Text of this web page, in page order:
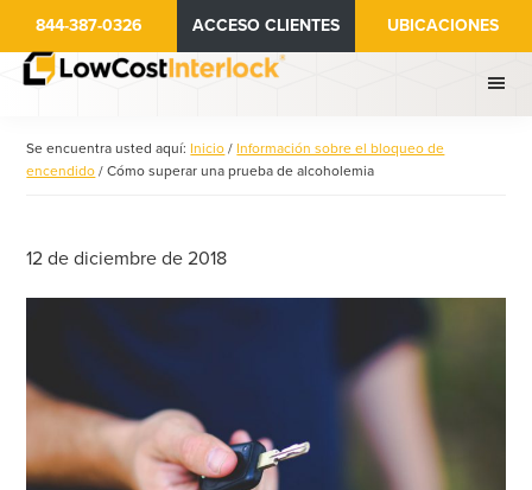
contenido
Saltar
principal
844-387-0326 ACCESO CLIENTES UBICACIONES
Se encuentra usted aquí: Inicio / Información sobre el bloqueo de
encendido / Cómo superar una prueba de alcoholemia
12 de diciembre de 2018